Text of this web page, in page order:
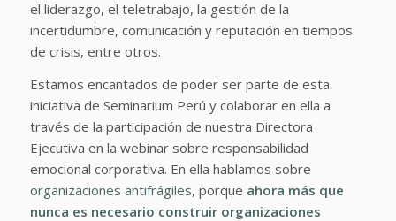
el liderazgo, el teletrabajo, la gestión de la
incertidumbre, comunicación y reputación en tiempos
de crisis, entre otros.
Estamos encantados de poder ser parte de esta
iniciativa de Seminarium Perú y colaborar en ella a
través de la participación de nuestra Directora
Ejecutiva en la webinar sobre responsabilidad
emocional corporativa. En ella hablamos sobre
organizaciones antifrágiles, porque ahora más que
nunca es necesario construir organizaciones